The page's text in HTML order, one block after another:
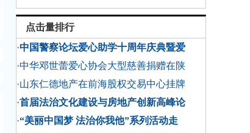
点击量排行
·中国警察论坛爱心助学十周年庆典暨爱
·中华邓世蕾爱心协会大型慈善捐赠在陕
·山东仁德地产在前海股权交易中心挂牌
·首届法治文化建设与房地产创新高峰论
·“美丽中国梦 法治你我他”系列活动走